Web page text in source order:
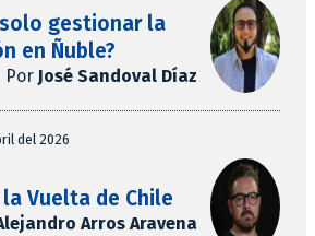
gestionar la
en Ñuble?
Por José Sandoval Díaz
del 2026
Vuelta de Chile
Arros Aravena